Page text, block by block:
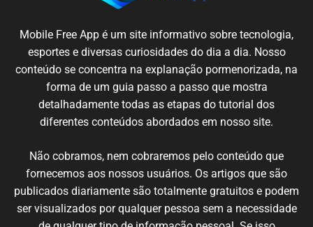
Mobile Free App é um site informativo sobre tecnologia,
esportes e diversas curiosidadesdo dia a dia. Nosso
conteúdo se concentra na explanação pormenorizada, na
forma de um guia passo a passoque mostra
detalhadamente todas as etapas do tutorial dos
diferentes conteúdos abordados em nosso site.
Não cobramos, nem cobraremos pelo conteúdo que
fornecemos aos nossos usuários. Os artigos que são
publicados diariamente são totalmente gratuitos e podem
servisualizadospor qualquer pessoa sem a necessidade